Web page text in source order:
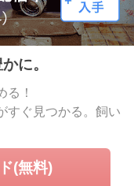
に。
る！
すぐ見つかる。飼い
(無料)